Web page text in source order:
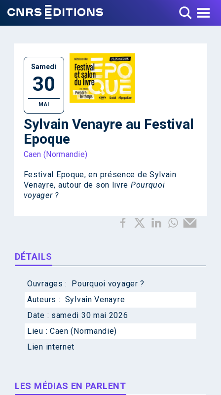
Toggle Menu
Samedi
30
MAI
Sylvain Venayre au Festival
Epoque
Caen (Normandie)
Festival Epoque, en présence de Sylvain
Venayre, autour de son livre Pourquoi
voyager ?
DÉTAILS
Ouvrages :
Pourquoi voyager ?
Auteurs : Sylvain Venayre
Date : samedi 30 mai 2026
Lieu : Caen (Normandie)
Lien internet
LES MÉDIAS EN PARLENT